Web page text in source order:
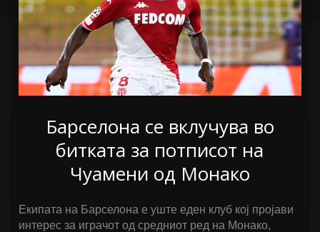
Барселона се вклучува во
битката за потписот на
Чуамени од Монако
Екипата на Барселона е уште еден клуб кој пројави
интерес за играчот од средниот ред на Монако,